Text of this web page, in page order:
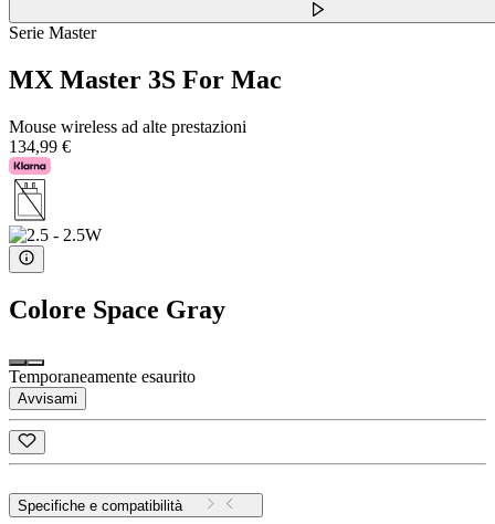
Serie Master
MX Master 3S For Mac
Mouse wireless ad alte prestazioni
134,99 €
Colore Space Gray
Temporaneamente esaurito
Avvisami
Specifiche e compatibilità